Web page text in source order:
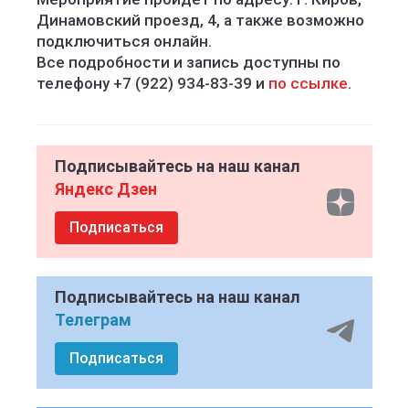
Динамовский проезд, 4, а также возможно
подключиться онлайн.
Все подробности и запись доступны по
телефону +7 (922) 934-83-39 и по ссылке.
Подписывайтесь на наш канал
Яндекс Дзен
Подписаться
Подписывайтесь на наш канал
Телеграм
Подписаться